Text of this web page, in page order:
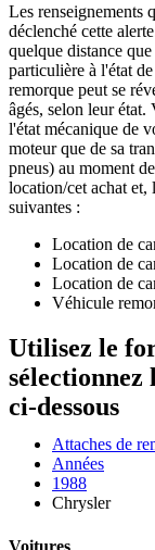
Les renseignements
déclenché cette
quelque distance
particulière à l'état
remorque peut se
âgés, selon leur
l'état mécanique de
moteur que de sa
pneus) au moment
location/cet achat et,
suivantes :
Location de
Location de
Location de
Véhicule
Utilisez le
ci-dessous
Attaches de
Années
1988
Chrysler
Voitures